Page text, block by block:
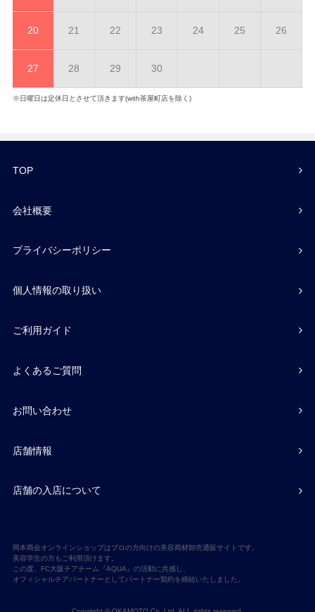
20 21 22 23 24 25 26
27 28 29 30
※日曜日は定休日とさせて頂きます(with茶屋町店を除く)
TOP
会社概要
プライバシーポリシー
個人情報の取り扱い
ご利用ガイド
よくあるご質問
お問い合わせ
店舗情報
店舗の入店について
岡本商会オンラインショップはプロの方向けの美容商材卸売通販サイトです。
美容学生の方もご利用頂けます。
この度、FC大阪チアチーム『AQUA』の活動に共感し、
オフィシャルチアパートナーとしてパートナー契約を締結いたしました。